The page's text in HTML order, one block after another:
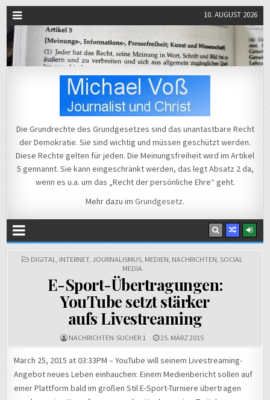
10. AUGUST 2026
Michael Voß
Die Grundrechte des Grundgesetzes sind das unantastbare Recht
der Demokratie. Sie sind wichtig und müssen geschützt werden.
Diese Rechte gelten für jeden. Die Meinungsfreiheit wird im Artikel
5 gennannt. Sie kann eingeschränkt werden, das legt Absatz 2 da,
wenn es u.a. um das „Recht der persönliche Ehre“ geht.
Mehr dazu im Grundgesetz.
POSTED
DIGITAL, INTERNET, JOURNALISMUS, MEDIEN, NACHRICHTEN, SOCIAL
MEDIA
E-Sport-Übertragungen:
YouTube setzt stärker
aufs Livestreaming
NACHRICHTEN-SUCHER 1 25. MÄRZ 2015
March 25, 2015 at 03:33PM – YouTube will seinem Livestreaming-
Angebot neues Leben einhauchen: Einem Medienbericht sollen auf
einer Plattform bald im großen Stil E-Sport-Turniere übertragen